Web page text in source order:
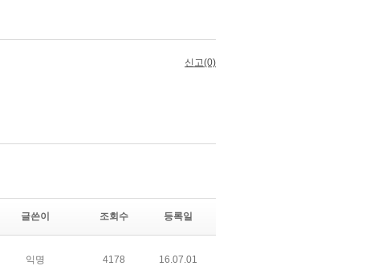
글쓴이 조회수 등록일
익명 4178 16.07.01